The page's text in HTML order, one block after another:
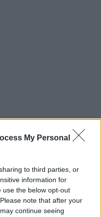
My Personal
to third parties, or
information for
use the below opt-out
note that after your
continue seeing